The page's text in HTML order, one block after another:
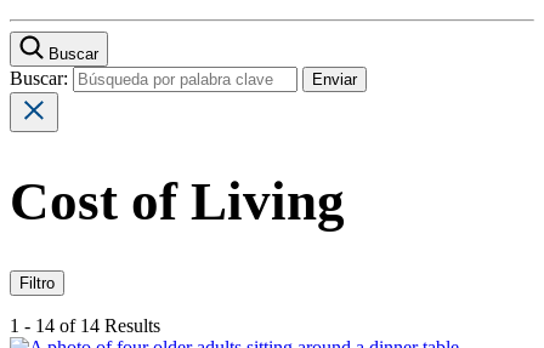
Buscar
Buscar:
Cost of Living
Filtro
1 - 14 of 14 Results